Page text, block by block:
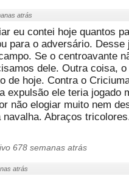
atrás
eu contei hoje quantos
para o adversário.
Se o centroavante
dele. Outra coisa,
de hoje. Contra o
expulsão ele teria jogado
não elogiar muito nem
navalha. Abraços
678 semanas atrás
atrás